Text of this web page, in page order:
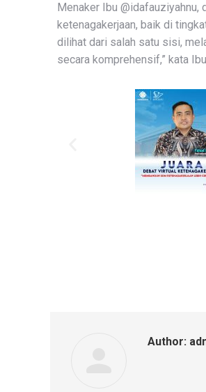
Menaker Ibu @idafauziyahnu,
ketenagakerjaan, baik di
dilihat dari salah satu sisi,
secara komprehensif,” kata
Author: